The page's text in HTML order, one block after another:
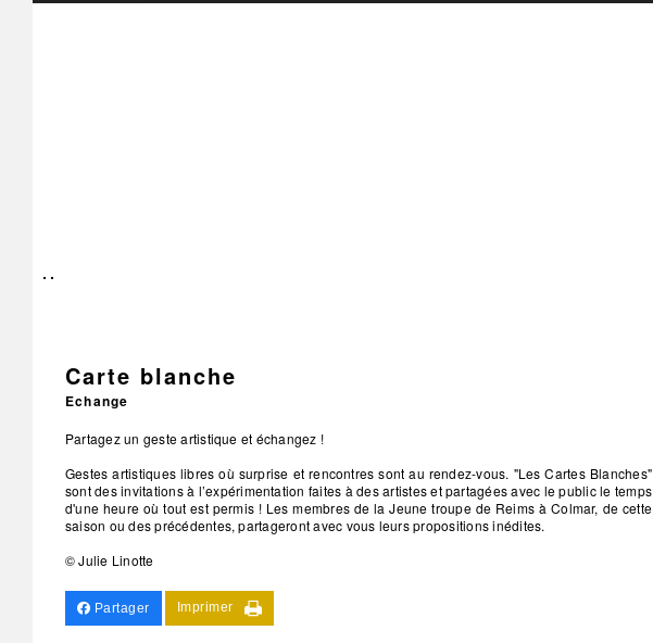
Carte blanche
Echange
Partagez un geste artistique et échangez !
Gestes artistiques libres où surprise et rencontres sont au rendez-vous. "Les Cartes Blanches"
sont des invitations à l’expérimentation faites à des artistes et partagées avec le public le temps
d'une heure où tout est permis ! Les membres de la Jeune troupe de Reims à Colmar, de cette
saison ou des précédentes, partageront avec vous leurs propositions inédites.
© Julie Linotte
Partager Imprimer